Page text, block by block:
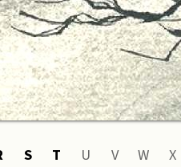
S T U V W X